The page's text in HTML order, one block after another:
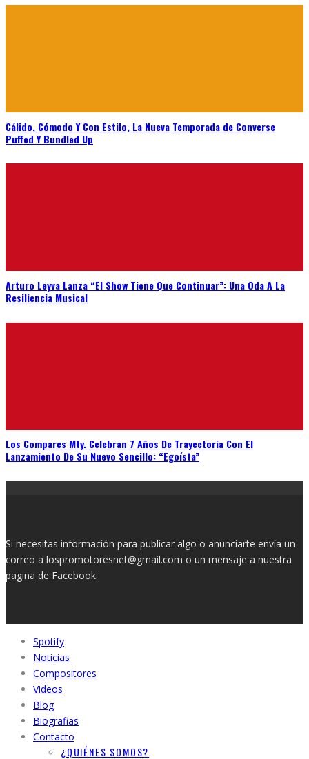
Cálido, Cómodo Y Con Estilo, La Nueva Temporada de Converse
Puffed Y Bundled Up
Arturo Leyva Lanza “El Show Tiene Que Continuar”: Una Oda A La
Resiliencia Musical
Los Compares Mty. Celebran 7 Años De Trayectoria Con El
Lanzamiento De Su Nuevo Sencillo: “Egoísta”
Si necesitas información para publicar algo o anunciarte envía un
correo a lospromotoresnet@gmail.com o un mensaje a nuestra
pagina de Facebook.
Spotify
Noticias
Compositores
Videos
Blog
Biografias
Contacto
¿QUIÉNES SOMOS?